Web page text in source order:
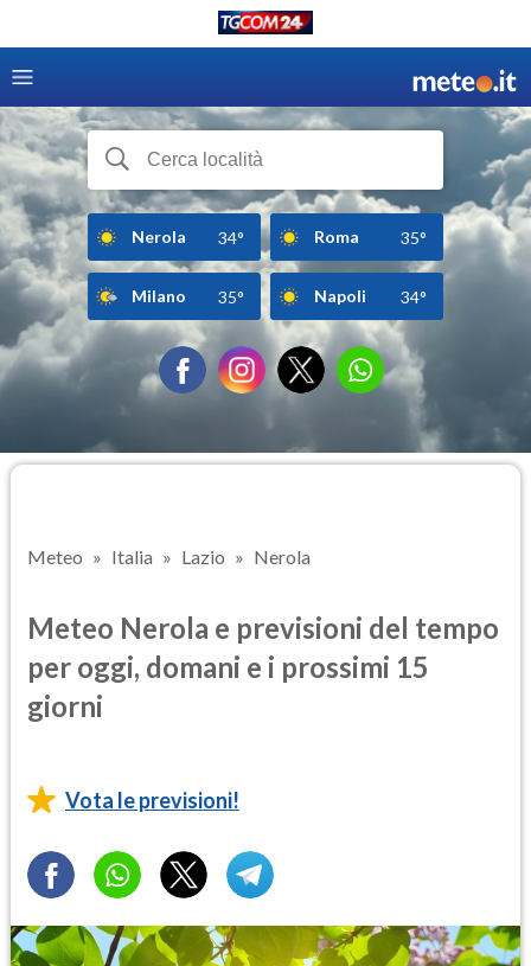
Nerola 34° Roma 35°
Milano 35° Napoli 34°
Meteo Italia Lazio Nerola
Meteo Nerola e previsioni del tempo
per oggi, domani e i prossimi 15
giorni
Vota le previsioni!